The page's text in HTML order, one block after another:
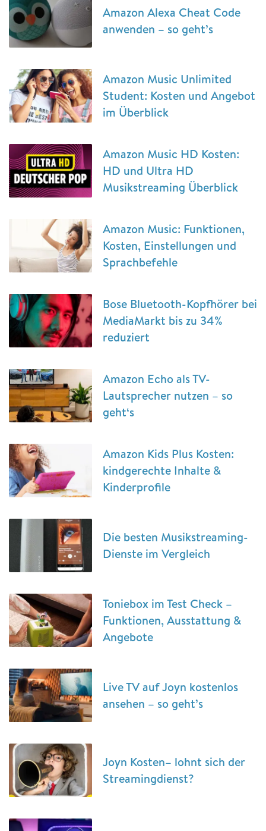
Amazon Alexa Cheat Code
anwenden – so geht’s
Amazon Music Unlimited
Student: Kosten und Angebot
im Überblick
Amazon Music HD Kosten:
HD und Ultra HD
Musikstreaming Überblick
Amazon Music: Funktionen,
Kosten, Einstellungen und
Sprachbefehle
Bose Bluetooth-Kopfhörer bei
MediaMarkt bis zu 34%
reduziert
Amazon Echo als TV-
Lautsprecher nutzen – so
geht‘s
Amazon Kids Plus Kosten:
kindgerechte Inhalte &
Kinderprofile
Die besten Musikstreaming-
Dienste im Vergleich
Toniebox im Test Check –
Funktionen, Ausstattung &
Angebote
Live TV auf Joyn kostenlos
ansehen – so geht’s
Joyn Kosten– lohnt sich der
Streamingdienst?